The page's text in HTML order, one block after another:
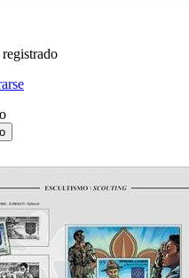
registrado